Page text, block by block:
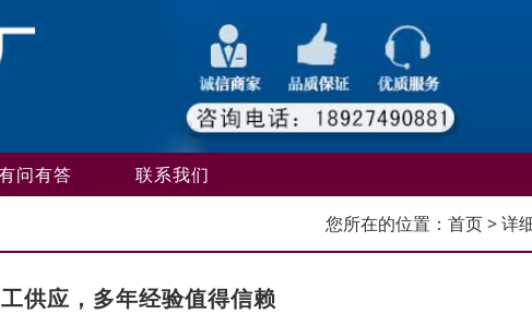
问有答 联系我们
您所在的位置： 首页> 详
供应，多年经验值得信赖